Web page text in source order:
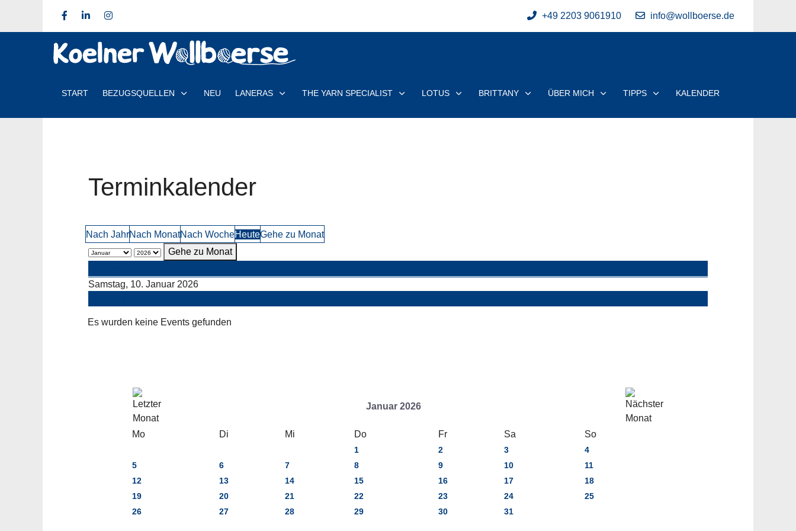
+49 2203 9061910 info@wollboerse.de
START BEZUGSQUELLEN NEU LANERAS THE YARN SPECIALIST LOTUS BRITTANY ÜBER MICH TIPPS KALENDER
Terminkalender
Nach JahrNach MonatNach WocheHeuteGehe zu Monat
Gehe zu Monat
Samstag, 10. Januar 2026
Es wurden keine Events gefunden
Januar 2026
Mo Di Mi Do Fr Sa So
1 2 3
4
5
6 7 8 9 10
11
12
13 14 15 16 17
18
19
20 21 22 23 24
25
26
27 28 29 30 31